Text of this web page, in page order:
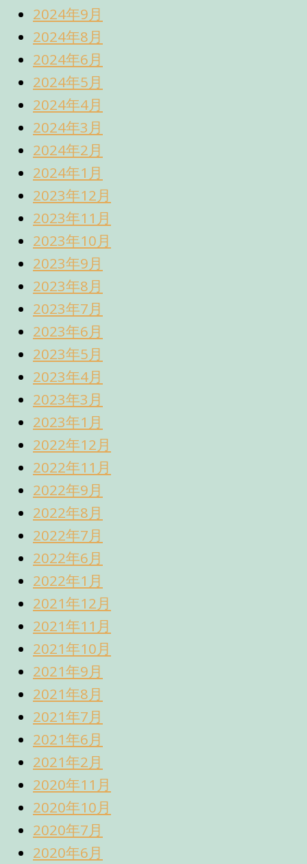
2024年9月
2024年8月
2024年6月
2024年5月
2024年4月
2024年3月
2024年2月
2024年1月
2023年12月
2023年11月
2023年10月
2023年9月
2023年8月
2023年7月
2023年6月
2023年5月
2023年4月
2023年3月
2023年1月
2022年12月
2022年11月
2022年9月
2022年8月
2022年7月
2022年6月
2022年1月
2021年12月
2021年11月
2021年10月
2021年9月
2021年8月
2021年7月
2021年6月
2021年2月
2020年11月
2020年10月
2020年7月
2020年6月